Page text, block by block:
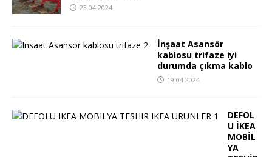
23.04.2024
İnşaat Asansör
kablosu trifaze iyi
durumda çıkma kablo
19.04.2024
DEFOL
U İKEA
MOBİL
YA